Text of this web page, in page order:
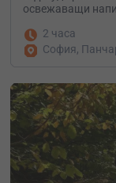
освежаващи
2 часа
София,